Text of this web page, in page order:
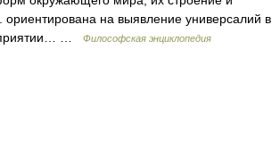
на выявление универсалий в
…
Философская энциклопедия